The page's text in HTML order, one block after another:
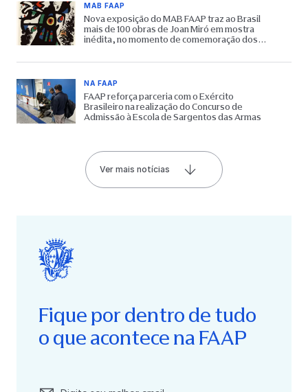
MAB FAAP
Nova exposição do MAB FAAP traz ao Brasil
mais de 100 obras de Joan Miró em mostra
inédita, no momento de comemoração dos
NA FAAP
FAAP reforça parceria com o Exército
Brasileiro na realização do Concurso de
Admissão à Escola de Sargentos das Armas
Ver mais notícias
Fique por dentro de tudo
o que acontece na FAAP